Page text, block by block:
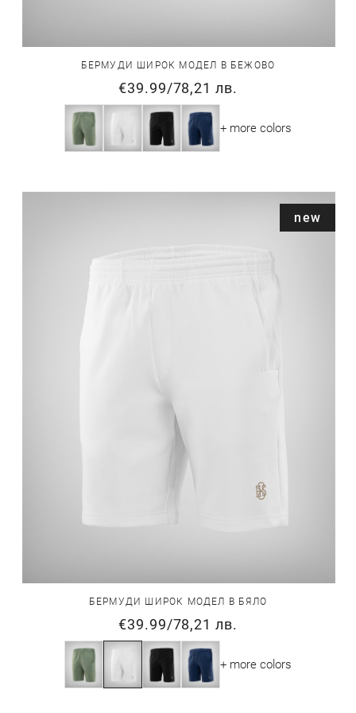
БЕРМУДИ ШИРОК МОДЕЛ В БЕЖОВО
€39.99/78,21 лв.
+ more colors
new
БЕРМУДИ ШИРОК МОДЕЛ В БЯЛО
€39.99/78,21 лв.
+ more colors